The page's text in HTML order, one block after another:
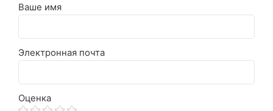
Ваше имя
Электронная почта
Оценка